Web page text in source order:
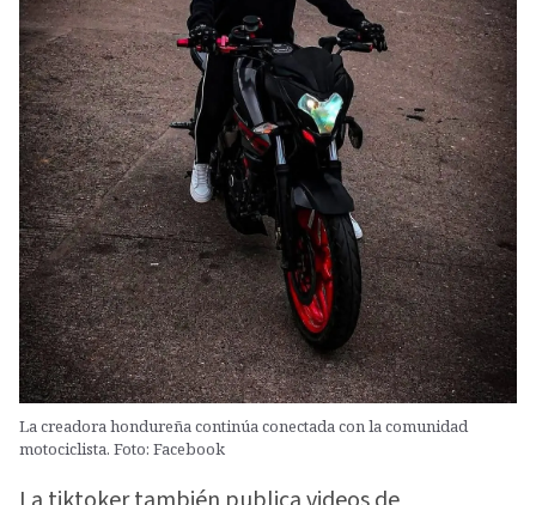
La creadora hondureña continúa conectada con la comunidad
motociclista. Foto: Facebook